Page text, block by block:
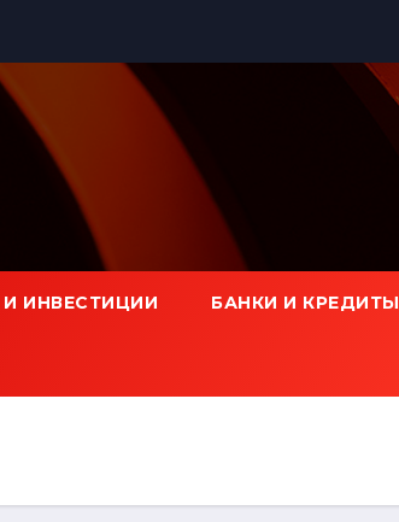
И ИНВЕСТИЦИИ БАНКИ И КРЕДИТЫ